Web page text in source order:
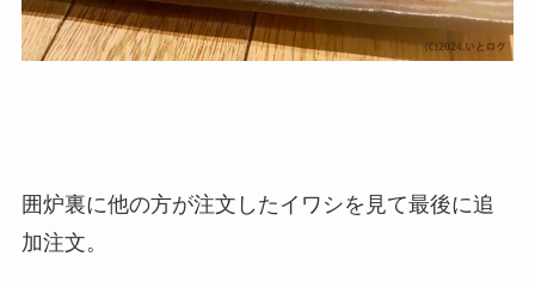
囲炉裏に他の方が注文したイワシを見て最後に追
加注文。